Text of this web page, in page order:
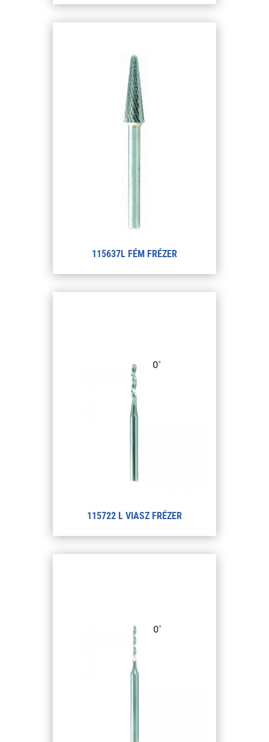
115637L FÉM FRÉZER
115722 L VIASZ FRÉZER